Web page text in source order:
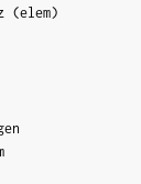
(elem)